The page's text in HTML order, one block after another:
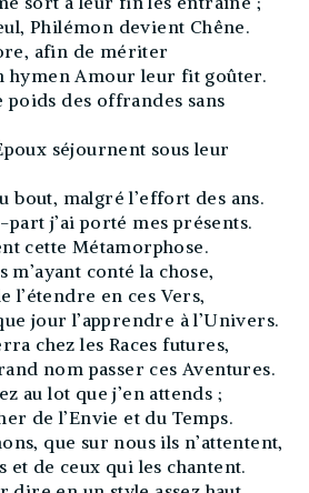
Philémon devient Chêne.
afin de mériter
hymen Amour leur fit goûter.
poids des offrandes sans
séjournent sous leur
bout, malgré l’effort des ans.
j’ai porté mes présents.
cette Métamorphose.
conté la chose,
l’étendre en ces Vers,
jour l’apprendre à l’Univers.
chez les Races futures,
nom passer ces Aventures.
au lot que j’en attends ;
de l’Envie et du Temps.
que sur nous ils n’attentent,
et de ceux qui les chantent.